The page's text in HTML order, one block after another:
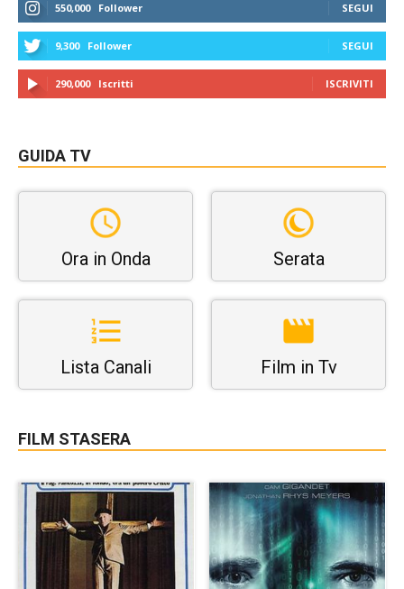
550,000 Follower SEGUI
9,300 Follower SEGUI
290,000 Iscritti ISCRIVITI
GUIDA TV
Ora in Onda Serata
Lista Canali Film in Tv
FILM STASERA